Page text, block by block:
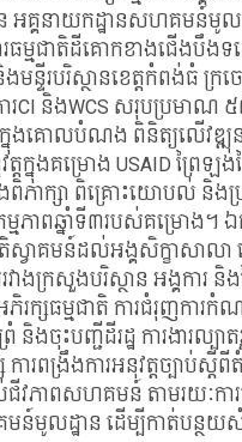
អគ្គនាយកដ្ឋានសហគមន៍មូល
រធម្មជាតិដីគោកខាងជើងបឹងទ
ងមន្ទីរបរិស្ថានខេត្តកំពង់ធំ ក្រ
រCI និងWCS សរុបប្រមាណ
ងគោលបំណង ពិនិត្យលើវឌ្ឍន
តក្នុងគម្រោង USAID ព្រៃឡ
ងពិភាក្សា ពិគ្រោះយោបល់ និ
មភាពឆ្នាំទី៣របស់គម្រោង។ ឯក
ស្វាគមន៍ដល់អង្គសិក្ខាសាល
វាងក្រសួងបរិស្ថាន អង្គការ និ
អភិរក្សធម្មជាតិ ការជំរុញកា
ងចុះបញ្ជីដីរដ្ឋ ការងារល្បា
ារពង្រឹងការអនុវត្តច្បាប់ស្តីពី
ជីវភាពសហគមន៍ តាមរយៈកា
មូលដ្ឋាន ដើម្បីកាត់បន្ថយ